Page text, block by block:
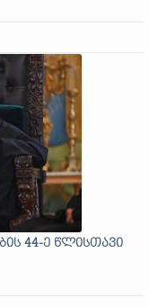
44-ე წლისთავი